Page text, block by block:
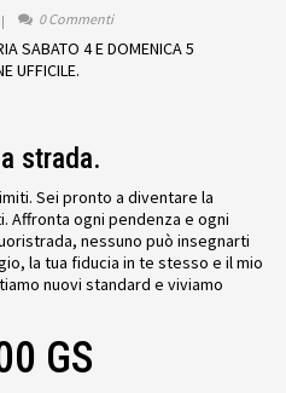
0 Commenti
SABATO 4 E DOMENICA 5
UFFICILE.
strada.
Sei pronto a diventare la
Affronta ogni pendenza e ogni
nessuno può insegnarti
la tua fiducia in te stesso e il mio
nuovi standard e viviamo
GS